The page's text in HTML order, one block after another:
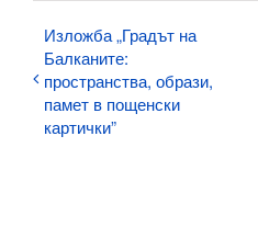
Изложба „Градът на
Балканите:
пространства, образи,
памет в пощенски
картички”